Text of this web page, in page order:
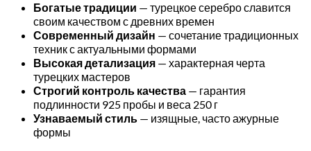
Богатые традиции — турецкое серебро славится
своим качеством с древних времен
Современный дизайн — сочетание традиционных
техник с актуальными формами
Высокая детализация — характерная черта
турецких мастеров
Строгий контроль качества — гарантия
подлинности 925 пробы и веса 250 г
Узнаваемый стиль — изящные, часто ажурные
формы